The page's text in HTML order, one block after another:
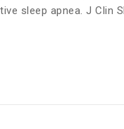
sleep apnea. J Clin